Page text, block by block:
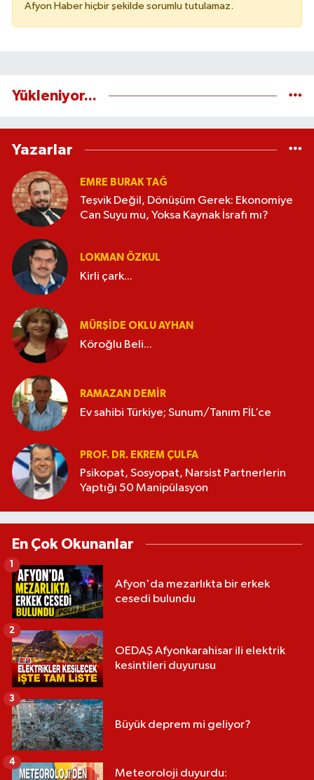
Afyon Haber hiçbir şekilde sorumlu tutulamaz.
Yükleniyor...
Yazarlar
EMRE BURAK TAĞ
Teşvik Değil, Dönüşüm Gerek: Ekonomiye
Can Suyu mu, Yoksa Kaynak İsrafı mı?
LOKMAN ÖZKUL
Kirli çark...
MÜRŞIDE OKLU AYHAN
Köroğlu Beli...
RAMAZAN DEMİR
Ev sahibi Türkiye; Sunum/Tanım FİL’ce
PROF. DR. EKREM ÇULFA
Psikopat, Sosyopat, Narsist Partnerlerin
Yaptığı 50 Manipülasyon
En Çok Okunanlar
Afyon'da mezarlıkta bir erkek
cesedi bulundu
1
OEDAŞ Afyonkarahisar ili elektrik
kesintileri duyurusu
2
Büyük deprem mi geliyor?
3
Meteoroloji duyurdu:
4